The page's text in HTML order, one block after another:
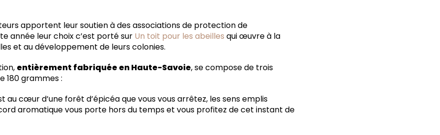
apportent leur soutien à des associations de protection de
année leur choix c’est porté sur Un toit pour les abeilles qui œuvre à la
et au développement de leurs colonies.
entièrement fabriquée en Haute-Savoie, se compose de trois
180 grammes :
au cœur d’une forêt d’épicéa que vous vous arrêtez, les sens emplis
aromatique vous porte hors du temps et vous profitez de cet instant de